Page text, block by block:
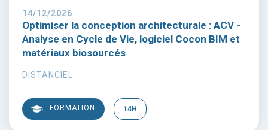
14/12/2026
Optimiser la conception architecturale : ACV -
Analyse en Cycle de Vie, logiciel Cocon BIM et
matériaux biosourcés
DISTANCIEL
FORMATION 14H